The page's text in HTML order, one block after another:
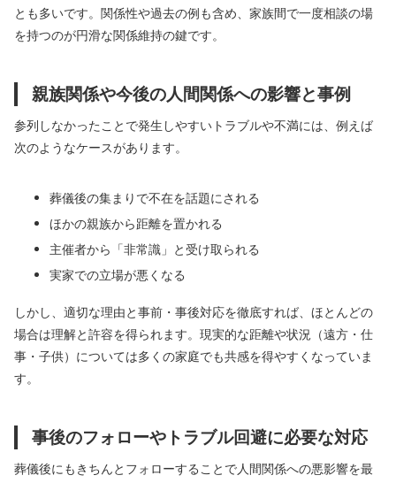
とも多いです。関係性や過去の例も含め、家族間で一度相談の場
を持つのが円滑な関係維持の鍵です。
親族関係や今後の人間関係への影響と事例
参列しなかったことで発生しやすいトラブルや不満には、例えば
次のようなケースがあります。
葬儀後の集まりで不在を話題にされる
ほかの親族から距離を置かれる
主催者から「非常識」と受け取られる
実家での立場が悪くなる
しかし、適切な理由と事前・事後対応を徹底すれば、ほとんどの
場合は理解と許容を得られます。現実的な距離や状況（遠方・仕
事・子供）については多くの家庭でも共感を得やすくなっていま
す。
事後のフォローやトラブル回避に必要な対応
葬儀後にもきちんとフォローすることで人間関係への悪影響を最